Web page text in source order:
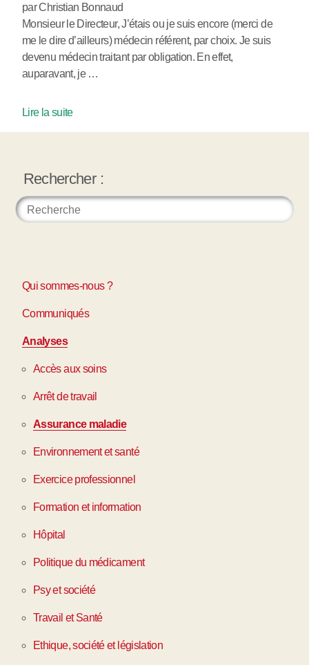
par Christian Bonnaud
Monsieur le Directeur, J’étais ou je suis encore (merci de
me le dire d’ailleurs) médecin référent, par choix. Je suis
devenu médecin traitant par obligation. En effet,
auparavant, je …
Lire la suite
Rechercher :
Qui sommes-nous ?
Communiqués
Analyses
Accès aux soins
Arrêt de travail
Assurance maladie
Environnement et santé
Exercice professionnel
Formation et information
Hôpital
Politique du médicament
Psy et société
Travail et Santé
Ethique, société et législation